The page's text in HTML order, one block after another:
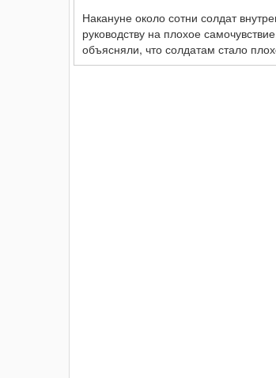
Накануне около сотни солдат
руководству на плохое
объясняли, что солдатам стало